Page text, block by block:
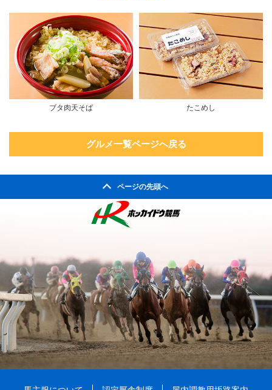
ブタ肉天そば たこめし
グルメ一覧ページへ戻る
ページの先頭へ